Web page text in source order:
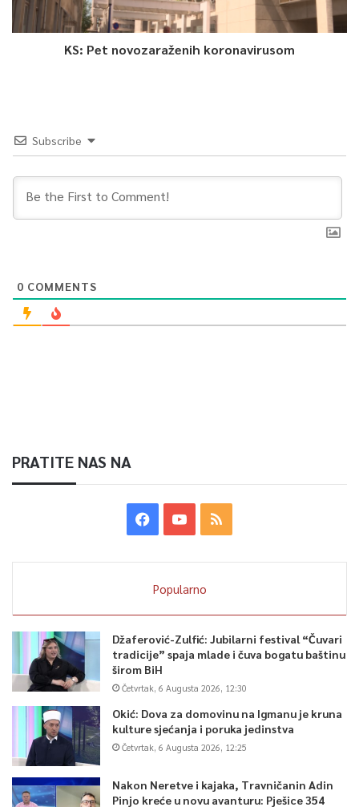
0
Article Rating
KS: Pet novozaraženih koronavirusom
Subscribe
0 COMMENTS
PRATITE NAS NA
Popularno
Džaferović-Zulfić: Jubilarni festival “Čuvari
tradicije” spaja mlade i čuva bogatu baštinu
širom BiH
Četvrtak, 6 Augusta 2026, 12:30
Okić: Dova za domovinu na Igmanu je kruna
kulture sjećanja i poruka jedinstva
Četvrtak, 6 Augusta 2026, 12:25
Nakon Neretve i kajaka, Travničanin Adin
Pinjo kreće u novu avanturu: Pješice 354